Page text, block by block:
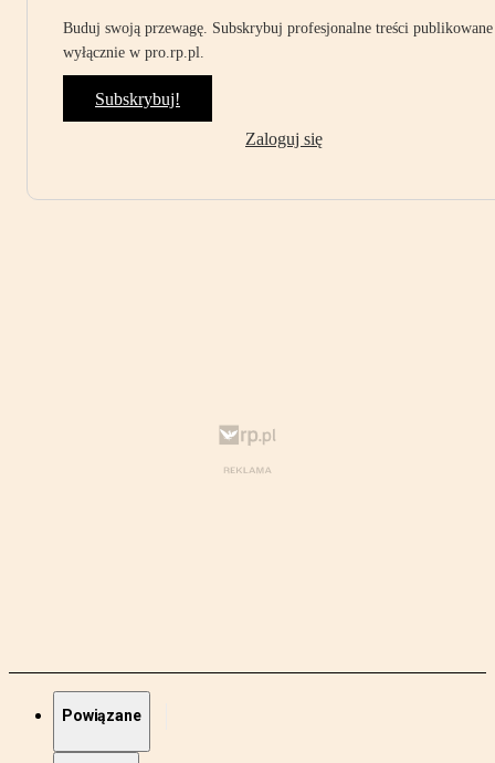
Buduj swoją przewagę. Subskrybuj profesjonalne treści publikowane
wyłącznie w pro.rp.pl.
Subskrybuj!
Zaloguj się
Powiązane